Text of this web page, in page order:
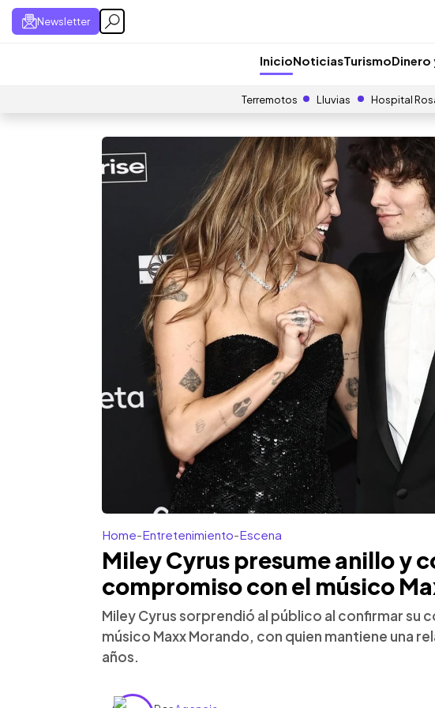
Newsletter
InicioNoticiasTurismoDinero
Terremotos Lluvias Hospital
Home-Entretenimiento-Escena
Miley Cyrus presume anillo y
compromiso con el músico
Miley Cyrus sorprendió al público al confirmar su
músico Maxx Morando, con quien mantiene una
años.